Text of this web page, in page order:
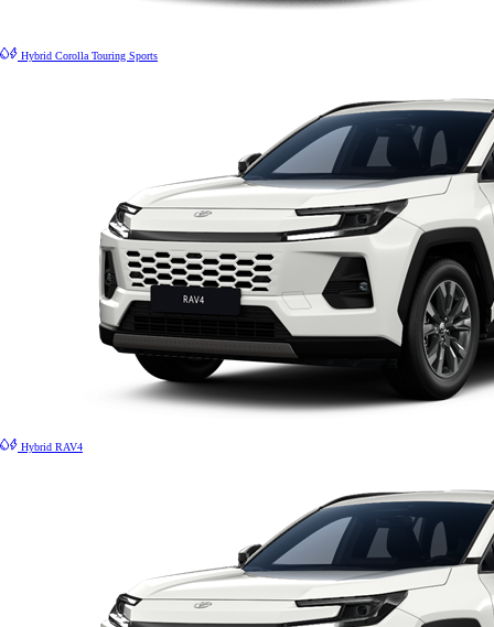
Hybrid Corolla Touring Sports
Hybrid RAV4